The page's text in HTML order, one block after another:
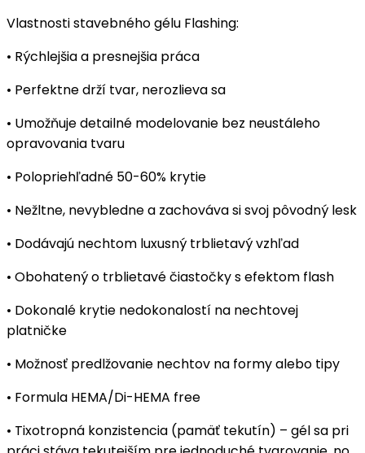
Vlastnosti stavebného gélu Flashing:
• Rýchlejšia a presnejšia práca
• Perfektne drží tvar, nerozlieva sa
• Umožňuje detailné modelovanie bez neustáleho
opravovania tvaru
• Polopriehľadné 50-60% krytie
• Nežltne, nevybledne a zachováva si svoj pôvodný lesk
• Dodávajú nechtom luxusný trblietavý vzhľad
• Obohatený o trblietavé čiastočky s efektom flash
• Dokonalé krytie nedokonalostí na nechtovej
platničke
• Možnosť predlžovanie nechtov na formy alebo tipy
• Formula HEMA/Di-HEMA free
• Tixotropná konzistencia (pamäť tekutín) – gél sa pri